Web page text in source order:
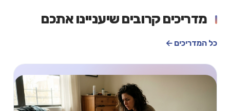
מדריכים קרובים שיעניינו אתכם
כל המדריכים ←